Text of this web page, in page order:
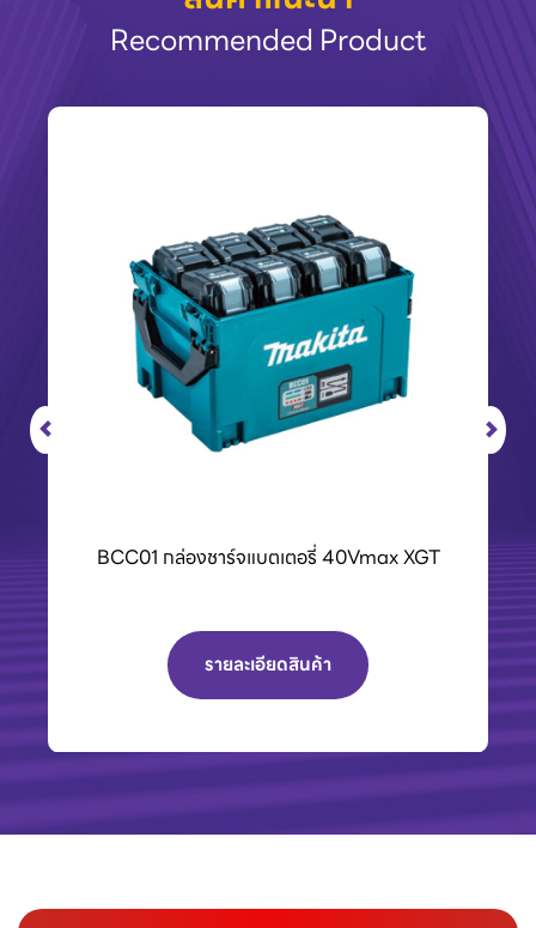
Recommended Product
BCC01 กล่องชาร์จแบตเตอรี่ 40Vmax XGT
รายละเอียดสินค้า